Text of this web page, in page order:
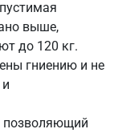
выше,
до 120 кг.
гниению и не
позволяющий